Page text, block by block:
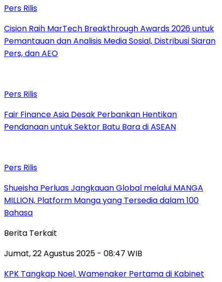
Pers Rilis
Cision Raih MarTech Breakthrough Awards 2026 untuk
Pemantauan dan Analisis Media Sosial, Distribusi Siaran
Pers, dan AEO
Pers Rilis
Fair Finance Asia Desak Perbankan Hentikan
Pendanaan untuk Sektor Batu Bara di ASEAN
Pers Rilis
Shueisha Perluas Jangkauan Global melalui MANGA
MILLION, Platform Manga yang Tersedia dalam 100
Bahasa
Berita Terkait
Jumat, 22 Agustus 2025 - 08:47 WIB
KPK Tangkap Noel, Wamenaker Pertama di Kabinet